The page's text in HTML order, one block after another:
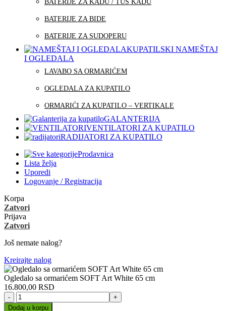
BATERIJE ZA KADU / TUŠ KADU
BATERIJE ZA BIDE
BATERIJE ZA SUDOPERU
KUPATILSKI NAMEŠTAJ
I OGLEDALA
LAVABO SA ORMARIĆEM
OGLEDALA ZA KUPATILO
ORMARIĆI ZA KUPATILO – VERTIKALE
GALANTERIJA
VENTILATORI ZA KUPATILO
RADIJATORI ZA KUPATILO
Prodavnica
Lista želja
Uporedi
Logovanje / Registracija
Korpa
Zatvori
Prijava
Zatvori
Još nemate nalog?
Kreirajte nalog
Ogledalo sa ormarićem SOFT Art White 65 cm
16.800,00 RSD
Ogledalo
sa
Dodaj u korpu